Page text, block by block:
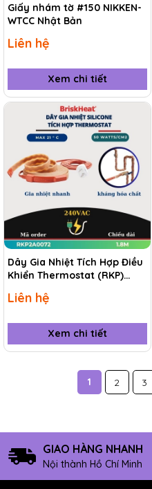
Giấy nhám tờ #150 NIKKEN-
WTCC Nhật Bản
Liên hệ
Xem chi tiết
Dây Gia Nhiệt Tích Hợp Điều
Khiển Thermostat (RKP)
Liên hệ
Xem chi tiết
1 2 3
GIAO HÀNG NHANH
Nội thành Hồ Chí Minh